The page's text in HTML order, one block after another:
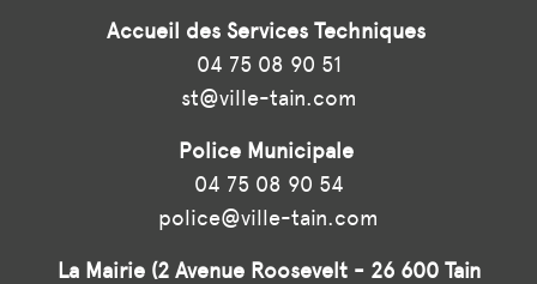
Accueil des Services Techniques
04 75 08 90 51
st@ville-tain.com
Police Municipale
04 75 08 90 54
police@ville-tain.com
La Mairie (2 Avenue Roosevelt - 26 600 Tain